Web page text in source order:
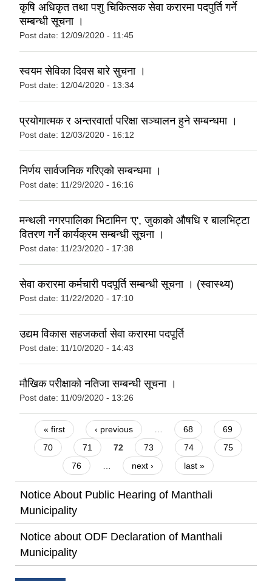
कृषि अधिकृत तथा पशु चिकित्सक सेवा करारमा पदपुर्ति गर्ने
सम्बन्धी सूचना ।
Post date: 12/09/2020 - 11:45
स्वयम सेविका दिवस बारे सुचना ।
Post date: 12/04/2020 - 13:34
प्रयोगात्मक र अन्तरवार्ता परिक्षा सञ्चालन हुने सम्बन्धमा ।
Post date: 12/03/2020 - 16:12
निर्णय सार्वजनिक गरिएकाे सम्बन्धमा ।
Post date: 11/29/2020 - 16:16
मन्थली नगरपालिका भिटामिन 'ए', जुकाको औषधि र बालभिट्टा
वितरण गर्ने कार्यक्रम सम्बन्धी सूचना ।
Post date: 11/23/2020 - 17:38
सेवा करारमा कर्मचारी पदपूर्ति सम्बन्धी सूचना । (स्वास्थ्य)
Post date: 11/22/2020 - 17:10
उद्यम विकास सहजकर्ता सेवा करारमा पदपूर्ति
Post date: 11/10/2020 - 14:43
मौखिक परीक्षाको नतिजा सम्बन्धी सूचना ।
Post date: 11/09/2020 - 13:26
Pages
« first ‹ previous … 68
69
70
71 72 73 74
75
76
… next › last »
Notice About Public Hearing of Manthali
Municipality
Notice about ODF Declaration of Manthali
Municipality